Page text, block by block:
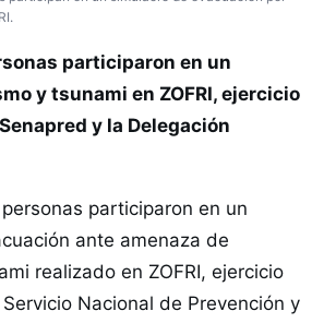
participaron en un
y tsunami en ZOFRI, ejercicio
y la Delegación
participaron en un
ante amenaza de
realizado en ZOFRI, ejercicio
Nacional de Prevención y